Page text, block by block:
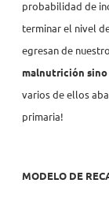
probabilidad de
terminar el nivel
egresan de
malnutrición
varios de ellos
primaria!
MODELO DE